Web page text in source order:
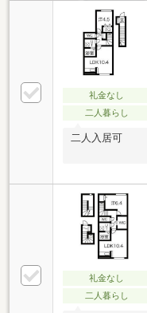
礼金なし
二人暮らし
二人入居可
礼金なし
二人暮らし